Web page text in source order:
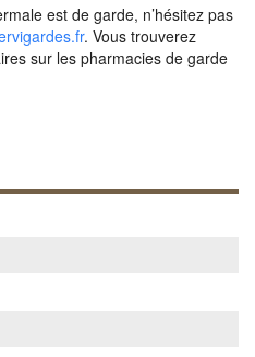
est de garde, n’hésitez pas
. Vous trouverez
sur les pharmacies de garde